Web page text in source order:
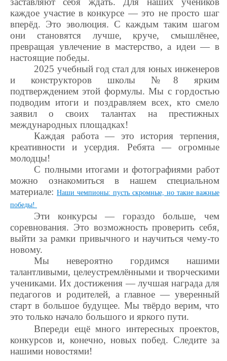
каждое участие в конкурсе — это не просто шаг
вперёд. Это эволюция. С каждым таким шагом
они становятся лучше, круче, смышлёнее,
превращая увлечение в мастерство, а идеи — в
настоящие победы.
2025 учебный год стал для юных инженеров
и конструкторов школы №8 ярким
подтверждением этой формулы. Мы с гордостью
подводим итоги и поздравляем всех, кто смело
заявил о своих талантах на престижных
международных площадках!
Каждая работа — это история терпения,
креативности и усердия. Ребята — огромные
молодцы!
С полными итогами и фотографиями работ
можно ознакомиться в нашем специальном
материале: Наши чемпионы: пусть скромные, но такие важные
победы!
Эти конкурсы — гораздо больше, чем
соревнования. Это возможность проверить себя,
выйти за рамки привычного и научиться чему-то
новому.
Мы невероятно гордимся нашими
талантливыми, целеустремлёнными и творческими
учениками. Их достижения — лучшая награда для
педагогов и родителей, а главное — уверенный
старт в большое будущее. Мы твёрдо верим, что
это только начало большого и яркого пути.
Впереди ещё много интересных проектов,
конкурсов и, конечно, новых побед. Следите за
нашими новостями!